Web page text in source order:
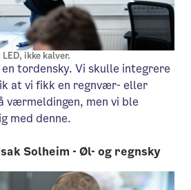
ikke kalver.
tordensky. Vi skulle integrere
at vi fikk en regnvær- eller
værmeldingen, men vi ble
med denne.
Solheim - Øl- og regnsky